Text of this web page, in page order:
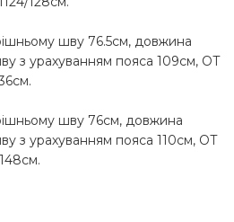
шву 76.5см, довжина
з урахуванням пояса 109см, ОТ
шву 76см, довжина
з урахуванням пояса 110см, ОТ